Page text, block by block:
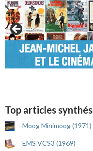
Top articles synthés
Moog Minimoog (1971)
EMS VCS3 (1969)